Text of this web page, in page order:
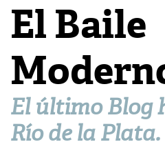
El Baile
El último Blog
Río de la Plata.